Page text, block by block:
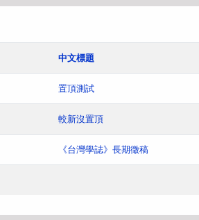
中文標題
置頂測試
較新沒置頂
《台灣學誌》長期徵稿